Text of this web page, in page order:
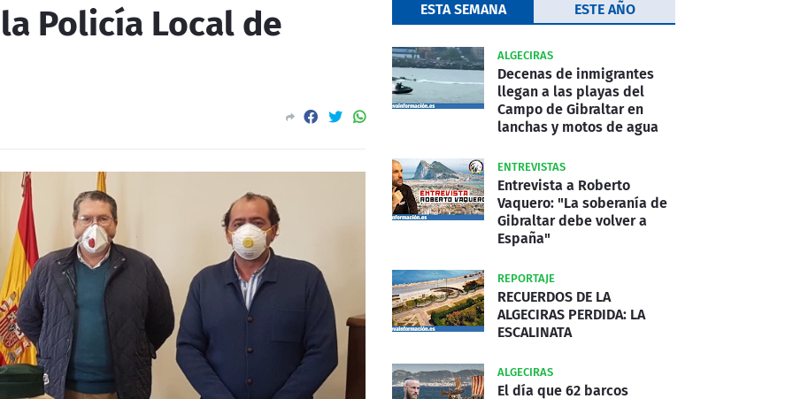
Policía Local de
ESTA SEMANA ESTE AÑO
ALGECIRAS
Decenas de inmigrantes
llegan a las playas del
Campo de Gibraltar en
lanchas y motos de agua
ENTREVISTAS
Entrevista a Roberto
Vaquero: "La soberanía de
Gibraltar debe volver a
España"
REPORTAJE
RECUERDOS DE LA
ALGECIRAS PERDIDA: LA
ESCALINATA
ALGECIRAS
El día que 62 barcos